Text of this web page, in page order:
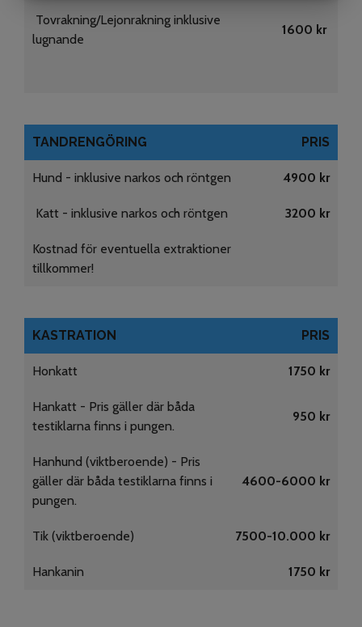
Tovrakning/Lejonrakning inklusive
lugnande
1600 kr
TANDRENGÖRING PRIS
Hund - inklusive narkos och röntgen 4900 kr
Katt - inklusive narkos och röntgen 3200 kr
Kostnad för eventuella extraktioner
tillkommer!
KASTRATION PRIS
Honkatt 1750 kr
Hankatt - Pris gäller där båda
testiklarna finns i pungen.
950 kr
Hanhund (viktberoende) - Pris
gäller där båda testiklarna finns i
pungen.
4600-6000 kr
Tik (viktberoende) 7500-10.000 kr
Hankanin 1750 kr